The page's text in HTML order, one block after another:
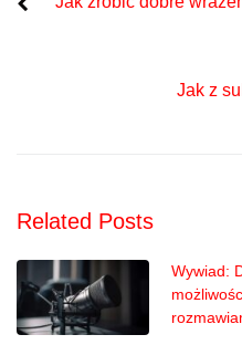
wpisu
Jak z
Related Posts
Wywiad: